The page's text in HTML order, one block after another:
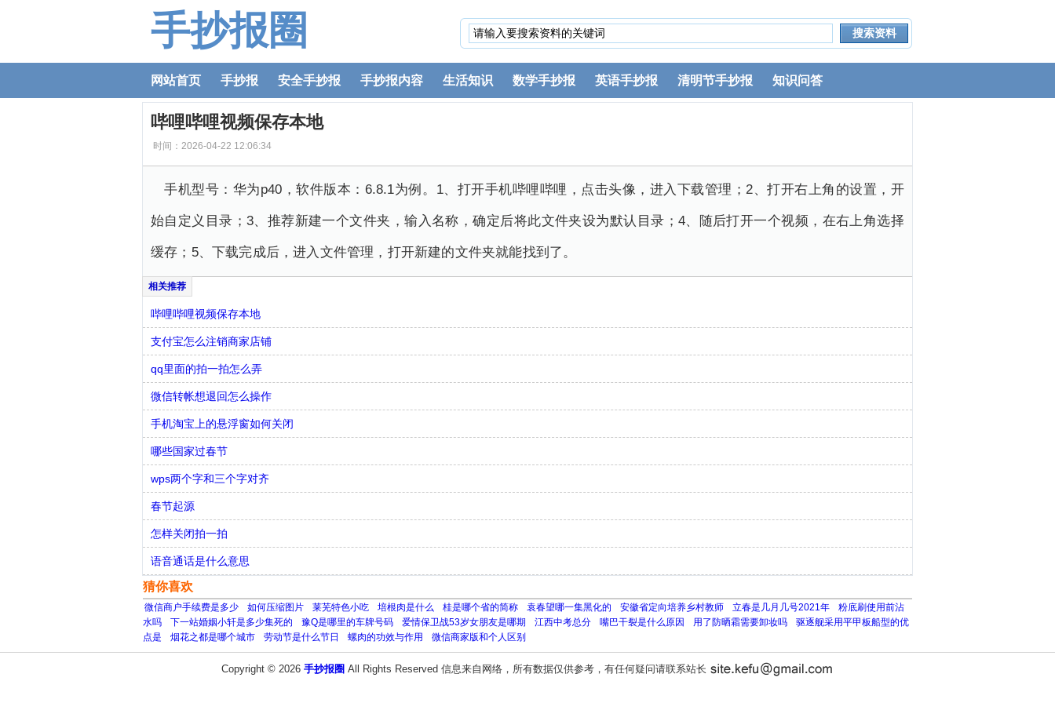
手抄报圈
网站首页 手抄报 安全手抄报 手抄报内容 生活知识 数学手抄报 英语手抄报 清明节手抄报 知识问答
哔哩哔哩视频保存本地
时间：2026-04-22 12:06:34
手机型号：华为p40，软件版本：6.8.1为例。1、打开手机哔哩哔哩，点击头像，进入下载管理；2、打开右上角的设置，开
始自定义目录；3、推荐新建一个文件夹，输入名称，确定后将此文件夹设为默认目录；4、随后打开一个视频，在右上角选择
缓存；5、下载完成后，进入文件管理，打开新建的文件夹就能找到了。
哔哩哔哩视频保存本地
支付宝怎么注销商家店铺
qq里面的拍一拍怎么弄
微信转帐想退回怎么操作
手机淘宝上的悬浮窗如何关闭
哪些国家过春节
wps两个字和三个字对齐
春节起源
怎样关闭拍一拍
语音通话是什么意思
猜你喜欢
微信商户手续费是多少 如何压缩图片 莱芜特色小吃 培根肉是什么 桂是哪个省的简称 袁春望哪一集黑化的 安徽省定向培养乡村教师 立春是几月几号2021年
粉底刷使用前沾
水吗
下一站婚姻小轩是多少集死的 豫Q是哪里的车牌号码 爱情保卫战53岁女朋友是哪期 江西中考总分 嘴巴干裂是什么原因 用了防晒霜需要卸妆吗
驱逐舰采用平甲板船型的优
点是
烟花之都是哪个城市 劳动节是什么节日 螺肉的功效与作用 微信商家版和个人区别
Copyright © 2026 手抄报圈 All Rights Reserved 信息来自网络，所有数据仅供参考，有任何疑问请联系站长